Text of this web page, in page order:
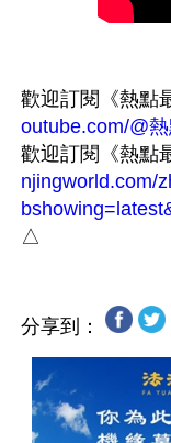
歡迎訂閱《熱點
outube.com/@
歡迎訂閱《熱點
njingworld.com/
分享到：